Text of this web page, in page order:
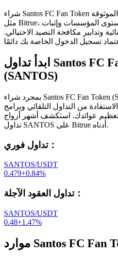
شراء Santos FC Fan Token آمن بشكل عام على المنصات الموثوقة
مثل Bitrue، التي تستخدم أمانًا على مستوى المؤسسات وإثبات
وتدابير مكافحة التصيد الاحتيالي.
ابدأ تداول Santos FC Fan Token
(SANTOS)
بمجرد شراء Santos FC Fan Token (SANTOS)، يمكنك مبادلتها
من التداول التلقائي وبرامج
عوائدك. استكشف أشهر أزواج
تداول SANTOS على Bitrue أدناه.
تداول فوري：
SANTOS/USDT
0.479+0.84%
تداول العقود الآجلة：
SANTOS/USDT
0.48+1.47%